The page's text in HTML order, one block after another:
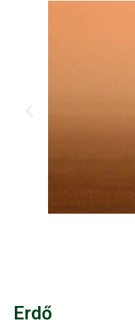
Erdő